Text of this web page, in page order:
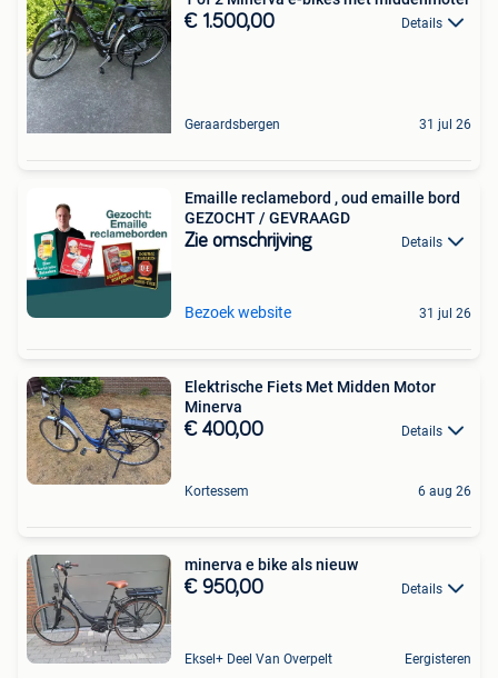
€ 1.500,00 Details
Geraardsbergen 31 jul 26
Emaille reclamebord , oud emaille bord
GEZOCHT / GEVRAAGD
Zie omschrijving Details
Bezoek website 31 jul 26
Elektrische Fiets Met Midden Motor
Minerva
€ 400,00 Details
Kortessem 6 aug 26
minerva e bike als nieuw
€ 950,00 Details
Eksel+ Deel Van Overpelt Eergisteren